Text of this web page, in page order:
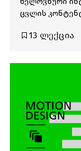
ცვლის
ციფრულ
უკვე
შექმნაზე
უწყობს
ოპტიმიზაციას. AI ხელსაწყოები
ამარტივებს
გენერირების,
13 ლექცია